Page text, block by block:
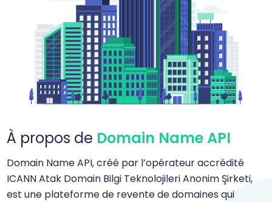
À propos de Domain Name API
Domain Name API, créé par l’opérateur accrédité
ICANN Atak Domain Bilgi Teknolojileri Anonim Şirketi,
est une plateforme de revente de domaines qui